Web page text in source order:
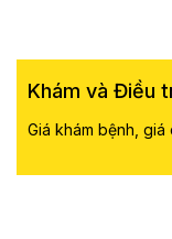
Khám và Điều
Giá khám bệnh,